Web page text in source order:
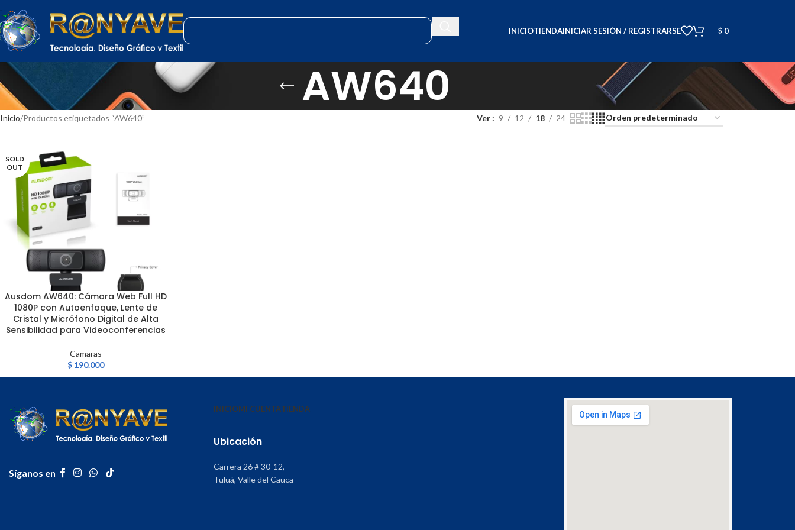
INICIOTIENDAINICIAR SESIÓN / REGISTRARSE $ 0
AW640
Inicio Productos etiquetados “AW640” Ver 9 12 18 24
SOLD
OUT
LEER MÁS
Ausdom AW640: Cámara Web Full HD
1080P con Autoenfoque, Lente de
Cristal y Micrófono Digital de Alta
Sensibilidad para Videoconferencias
Camaras
$ 190.000
Síganos en
INICIOMI CUENTATIENDA
Ubicación
Carrera 26 # 30-12,
Tuluá, Valle del Cauca